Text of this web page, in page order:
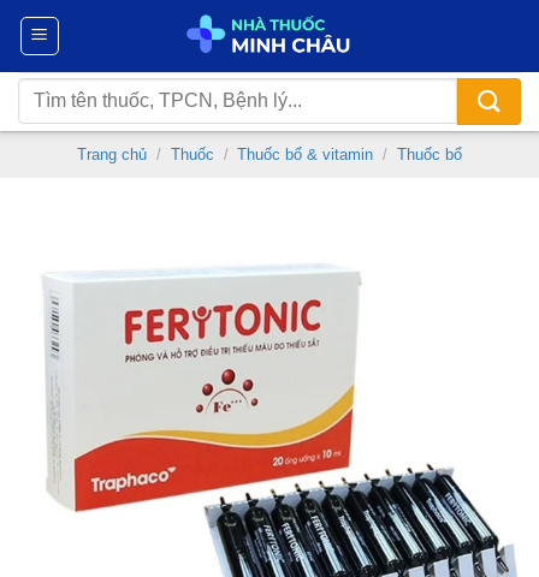
Chuyển
nội
dung
Tìm
kiếm:
Trang chủ / Thuốc / Thuốc bổ & vitamin / Thuốc bổ